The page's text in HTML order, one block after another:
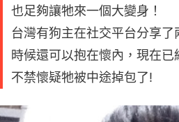
也足夠讓牠來一個大變身！
台灣有狗主在社交平台分享
時候還可以抱在懷內，現在
不禁懷疑牠被中途掉包了!